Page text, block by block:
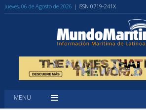
Jueves, 06 de Agosto de 2026 | ISSN 0719-241X
MENU